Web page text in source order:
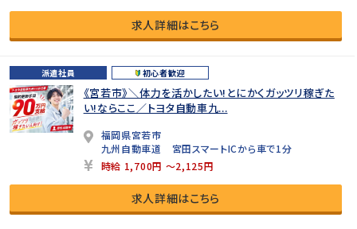
求人詳細はこちら
派遣社員 初心者歓迎
《宮若市》＼体力を活かしたい!とにかくガッツリ稼ぎた
い!ならここ／トヨタ自動車九...
福岡県宮若市
九州自動車道 宮田スマートICから車で1分
時給 1,700円 ～2,125円
求人詳細はこちら